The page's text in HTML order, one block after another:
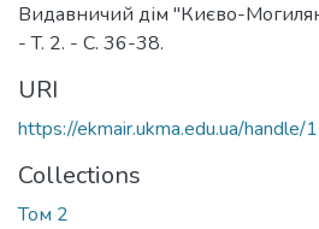
Видавничий дім "Києво-
- T. 2. - C. 36-38.
URI
https://ekmair.ukma.edu.ua/
Collections
Том 2